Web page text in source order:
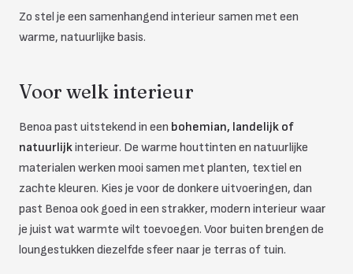
Zo stel je een samenhangend interieur samen met een
warme, natuurlijke basis.
Voor welk interieur
Benoa past uitstekend in een bohemian, landelijk of
natuurlijkinterieur. De warme houttinten en natuurlijke
materialen werken mooi samen met planten, textiel en
zachte kleuren. Kies je voor de donkere uitvoeringen, dan
past Benoa ook goed in een strakker, modern interieur waar
je juist wat warmte wilt toevoegen. Voor buiten brengen de
loungestukken diezelfde sfeer naar je terras of tuin.